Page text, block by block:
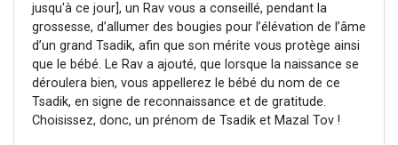
jusqu'à ce jour], un Rav vous a conseillé, pendant la
grossesse, d’allumer des bougies pour l’élévation de l’âme
d’un grand Tsadik, afin que son mérite vous protège ainsi
que le bébé. Le Rav a ajouté, que lorsque la naissance se
déroulera bien, vous appellerez le bébé du nom de ce
Tsadik, en signe de reconnaissance et de gratitude.
Choisissez, donc, un prénom de Tsadik et Mazal Tov !